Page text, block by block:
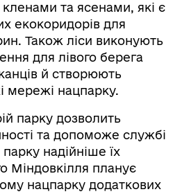
та ясенами, які є
екокоридорів для
Також ліси виконують
для лівого берега
й створюють
мережі нацпарку.
парку дозволить
та допоможе службі
надійніше їх
Міндовкілля планує
нацпарку додаткових